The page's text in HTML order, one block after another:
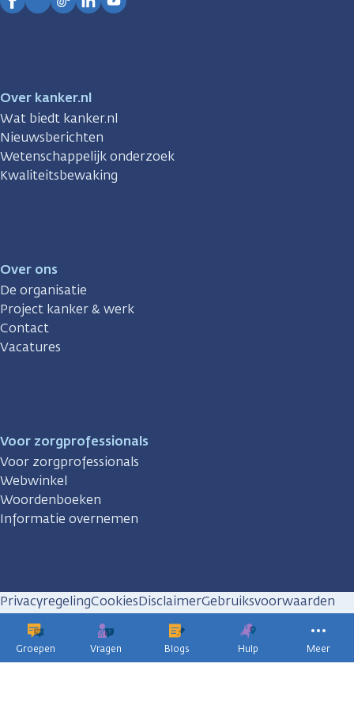
Groepen Vragen Blogs Hulp Meer
Over kanker.nl
Wat biedt kanker.nl
Nieuwsberichten
Wetenschappelijk onderzoek
Kwaliteitsbewaking
Over ons
De organisatie
Project kanker & werk
Contact
Vacatures
Voor zorgprofessionals
Voor zorgprofessionals
Webwinkel
Woordenboeken
Informatie overnemen
PrivacyregelingCookiesDisclaimerGebruiksvoorwaarden
Huisregels